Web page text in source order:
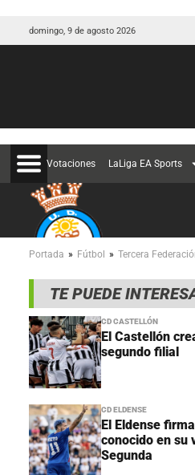
domingo, 9 de agosto 2026
Votaciones LaLiga EA Sports
Portada » Fútbol » Tercera
TE PUEDE
CD CASTELLÓN
El Castellón
segundo filial
CD ELDENSE
El Eldense
conocido en su
Segunda